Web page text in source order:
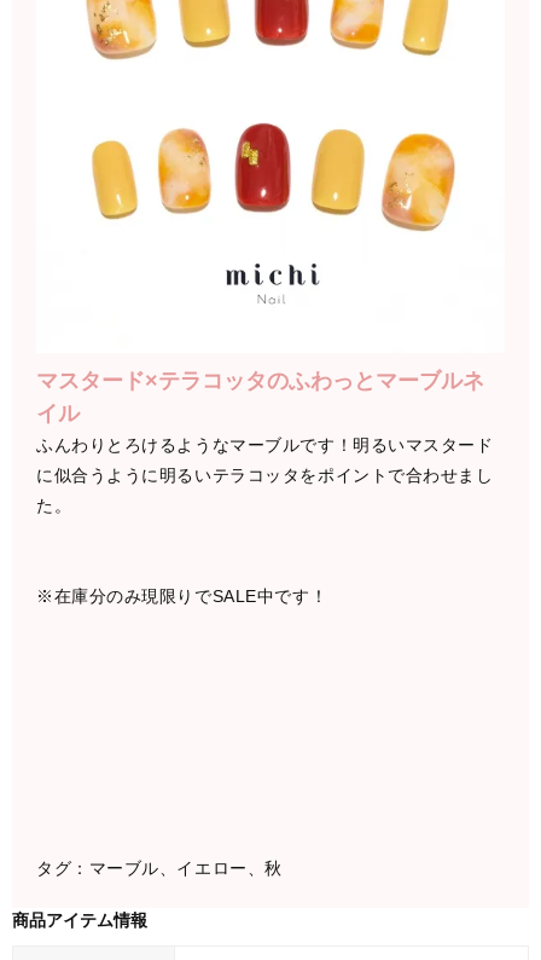
マスタード×テラコッタのふわっとマーブルネ
イル
ふんわりとろけるようなマーブルです！明るいマスタード
に似合うように明るいテラコッタをポイントで合わせまし
た。
※在庫分のみ現限りでSALE中です！
タグ：マーブル、イエロー、秋
商品アイテム情報